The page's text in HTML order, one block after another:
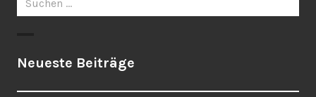
nach:
Neueste Beiträge